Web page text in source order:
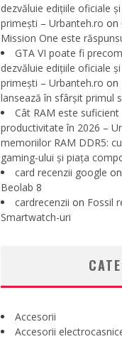
dezvăluie edițiile oficiale
primești – Urbanteh.ro on
Mission One este
GTA VI poate fi
dezvăluie edițiile oficiale
primești – Urbanteh.ro on
lansează în sfârșit primul
Cât RAM este
productivitate în 2026 –
memoriilor RAM DDR5:
gaming-ului și piața
card recenzii google on
Beolab 8
cardrecenzii on Fossil
Smartwatch-uri
Accesorii
Accesorii